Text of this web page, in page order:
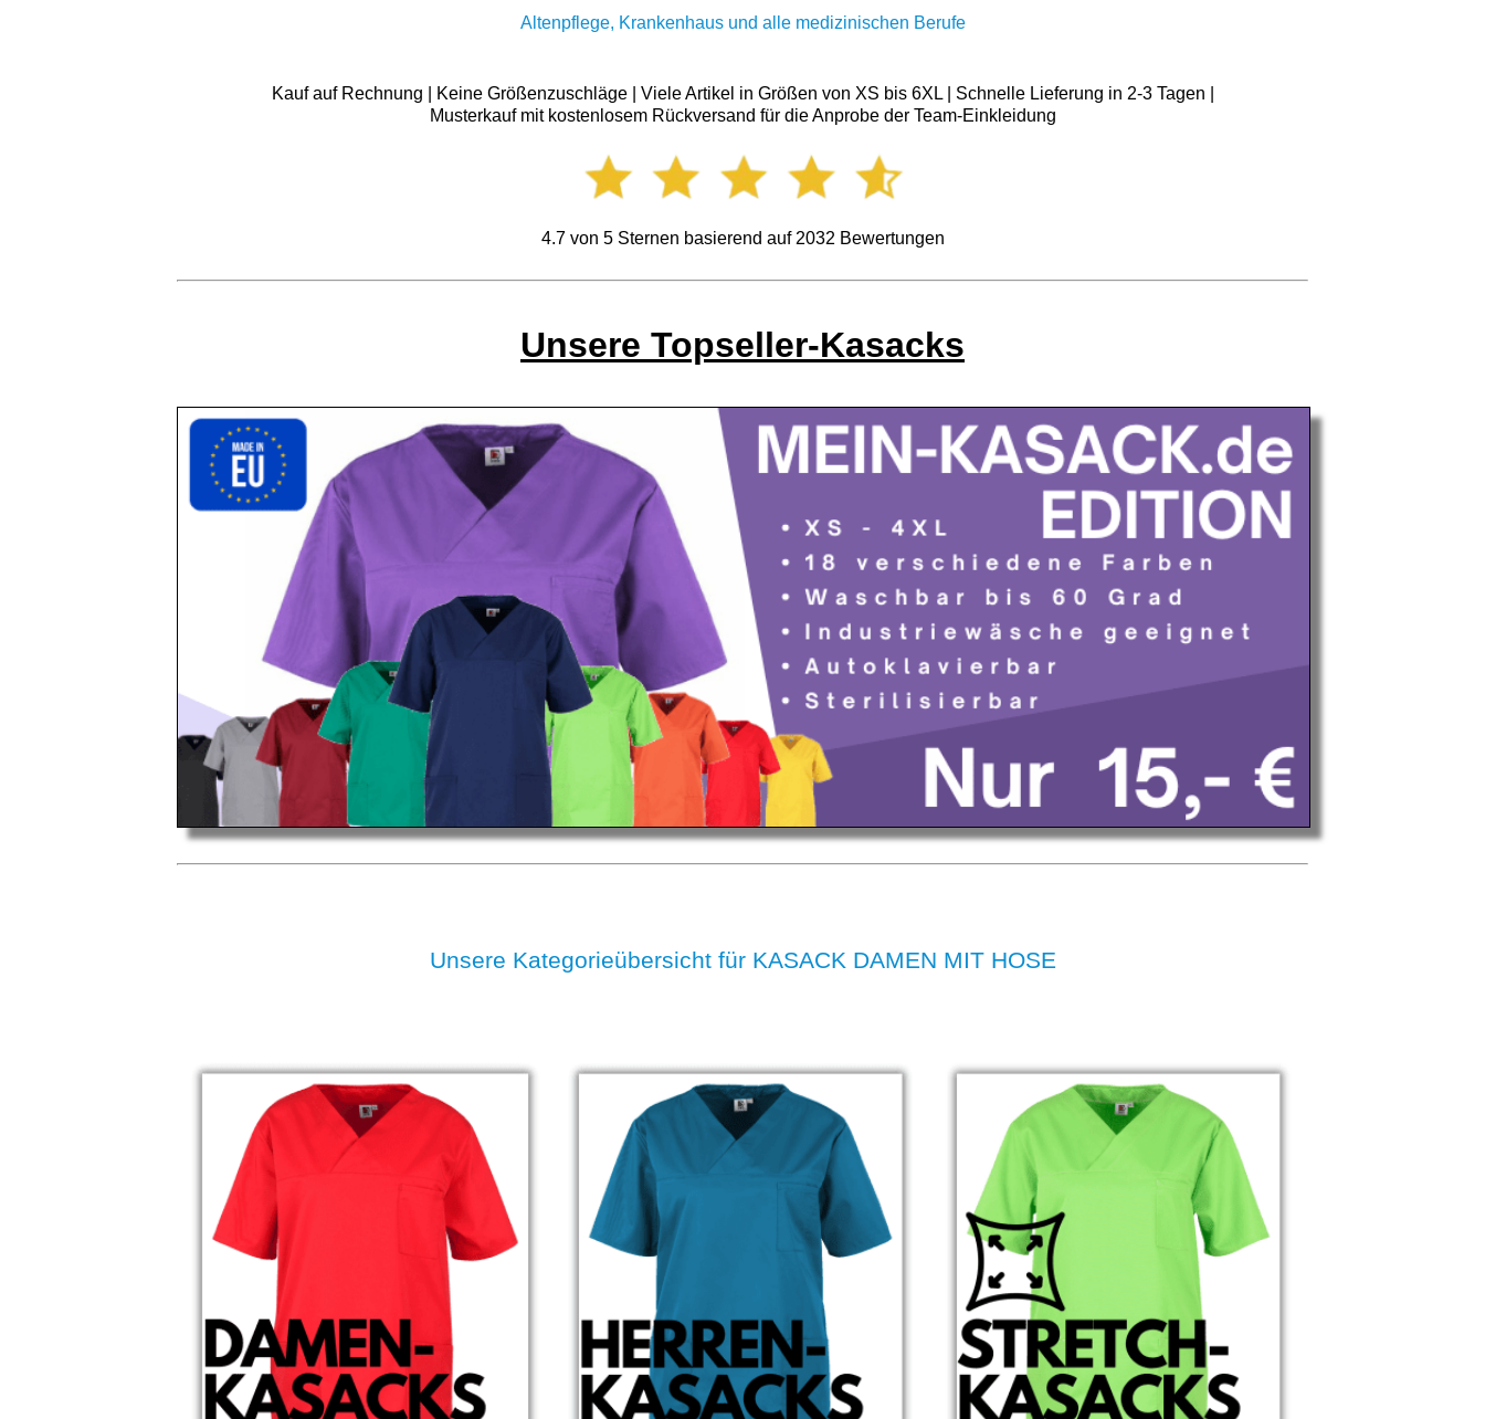
Altenpflege, Krankenhaus und alle medizinischen Berufe
Kauf auf Rechnung | Keine Größenzuschläge | Viele Artikel in Größen von XS bis 6XL | Schnelle Lieferung in 2-3 Tagen |
Musterkauf mit kostenlosem Rückversand für die Anprobe der Team-Einkleidung
4.7von 5Sternen basierend auf 2032 Bewertungen
Unsere Topseller-Kasacks
Unsere Kategorieübersicht für KASACK DAMEN MIT HOSE